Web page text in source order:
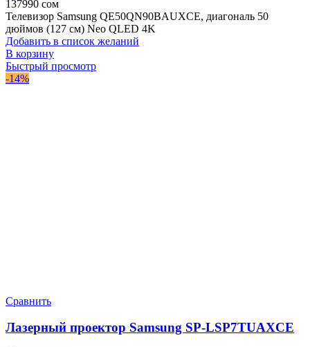
137990 сом
Телевизор Samsung QE50QN90BAUXCE, диагональ 50
дюймов (127 см) Neo QLED 4K
Добавить в список желаний
В корзину
Быстрый просмотр
-14%
Сравнить
Лазерный проектор Samsung SP-LSP7TUAXCE